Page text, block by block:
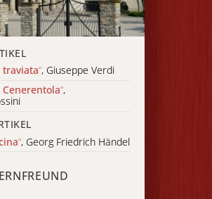
traviata“, Giuseppe Verdi
Cenerentola“,
“, Georg Friedrich Händel